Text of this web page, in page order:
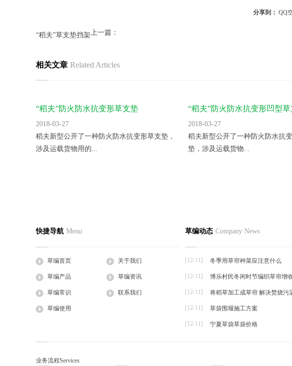
分享到： QQ
上一篇：
“稻夫”草支垫挡架
相关文章 Related Articles
“稻夫”防火防水抗变形草支垫
2018-03-27
稻夫新型公开了一种防火防水抗变形草支垫，
涉及运载货物用的...
“稻夫”防火防水抗变形凹型
2018-03-27
稻夫新型公开了一种防火防水抗
垫，涉及运载货物...
2018-03-27
稻夫新型公开了一种可降解条型草支垫，包括
整体呈条形的垫体...
2018-03-27
稻夫涉及一种草支垫及其制备方法
体，本体的尺寸为...
草支垫
草棒
大棚草帘
草袋
草绳
草片
快捷导航 Menu
草编首页 关于我们
草编产品 草编资讯
草编常识 联系我们
草编使用
草编动态 Company News
[12-11] 冬季用草帘种菜应注意什么
[12-11] 博乐村民冬闲时节编织草帘增
[12-11] 将稻草加工成草帘 解决焚烧污
[12-11] 草袋围堰施工方案
[12-11] 宁夏草袋草袋价格
业务流程Services